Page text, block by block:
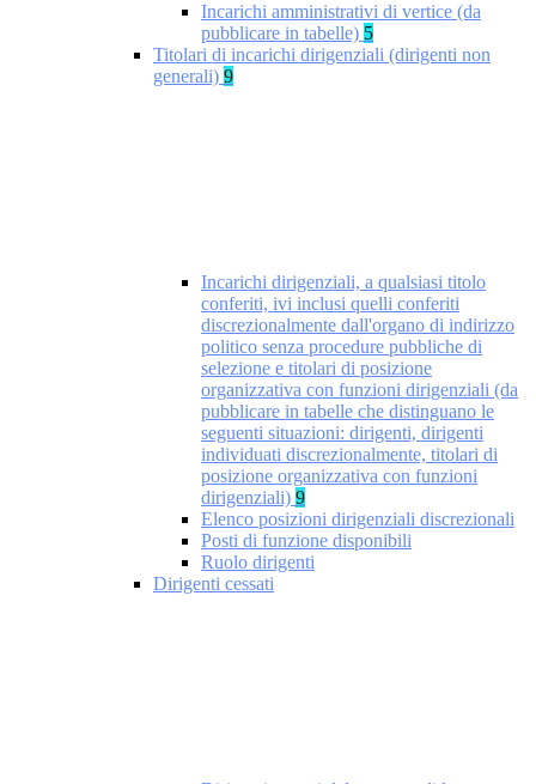
Incarichi amministrativi di vertice (da
pubblicare in tabelle) 5
Titolari di incarichi dirigenziali (dirigenti non
generali) 9
Incarichi dirigenziali, a qualsiasi titolo
conferiti, ivi inclusi quelli conferiti
discrezionalmente dall'organo di indirizzo
politico senza procedure pubbliche di
selezione e titolari di posizione
organizzativa con funzioni dirigenziali (da
pubblicare in tabelle che distinguano le
seguenti situazioni: dirigenti, dirigenti
individuati discrezionalmente, titolari di
posizione organizzativa con funzioni
dirigenziali) 9
Elenco posizioni dirigenziali discrezionali
Posti di funzione disponibili
Ruolo dirigenti
Dirigenti cessati